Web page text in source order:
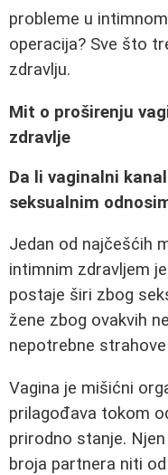
probleme u
operacija? Sve što
zdravlju.
Mit o proširenju
zdravlje
Da li vaginalni
seksualnim
Jedan od najčešćih
intimnim zdravljem
postaje širi zbog
žene zbog ovakvih
nepotrebne
Vagina je mišićni
prilagođava tokom
prirodno stanje.
broja partnera niti